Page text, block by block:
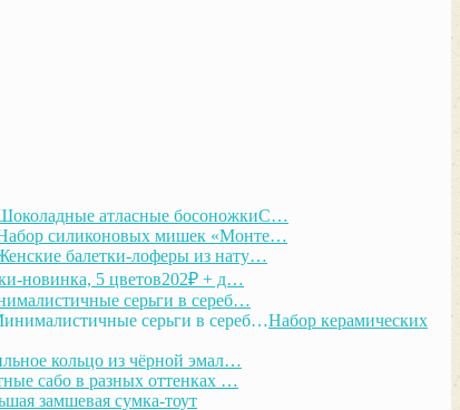
атласные босоножкиС…
силиконовых мишек «Монте…
балетки-лоферы из нату…
новинка, 5 цветов202₽ + д…
серьги в сереб…
Набор керамических
кольцо из чёрной эмал…
сабо в разных оттенках …
замшевая сумка-тоут